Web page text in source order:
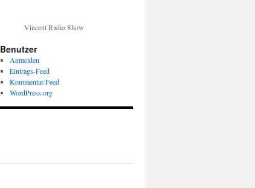
Vincent Radio Show
Benutzer
Anmelden
Eintrags-Feed
Kommentar-Feed
WordPress.org